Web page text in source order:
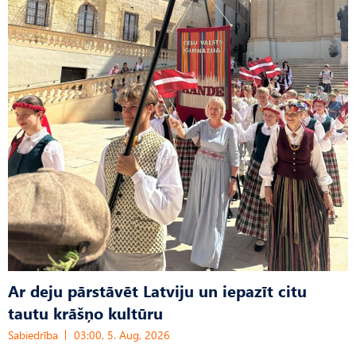
Ar deju pārstāvēt Latviju un iepazīt citu
tautu krāšņo kultūru
Sabiedrība 03:00, 5. Aug, 2026